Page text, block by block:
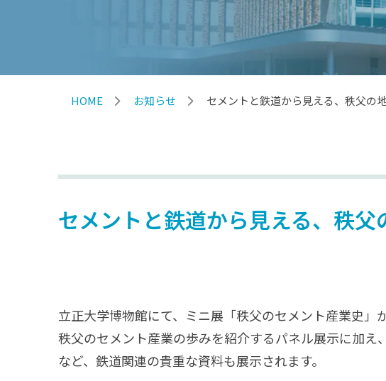
HOME お知らせ セメントと鉄道から見える、秩父の
セメントと鉄道から見える、秩父
立正大学博物館にて、ミニ展「秩父のセメント産業史」
秩父のセメント産業の歩みを紹介するパネル展示に加
など、鉄道関連の貴重な資料も展示されます。